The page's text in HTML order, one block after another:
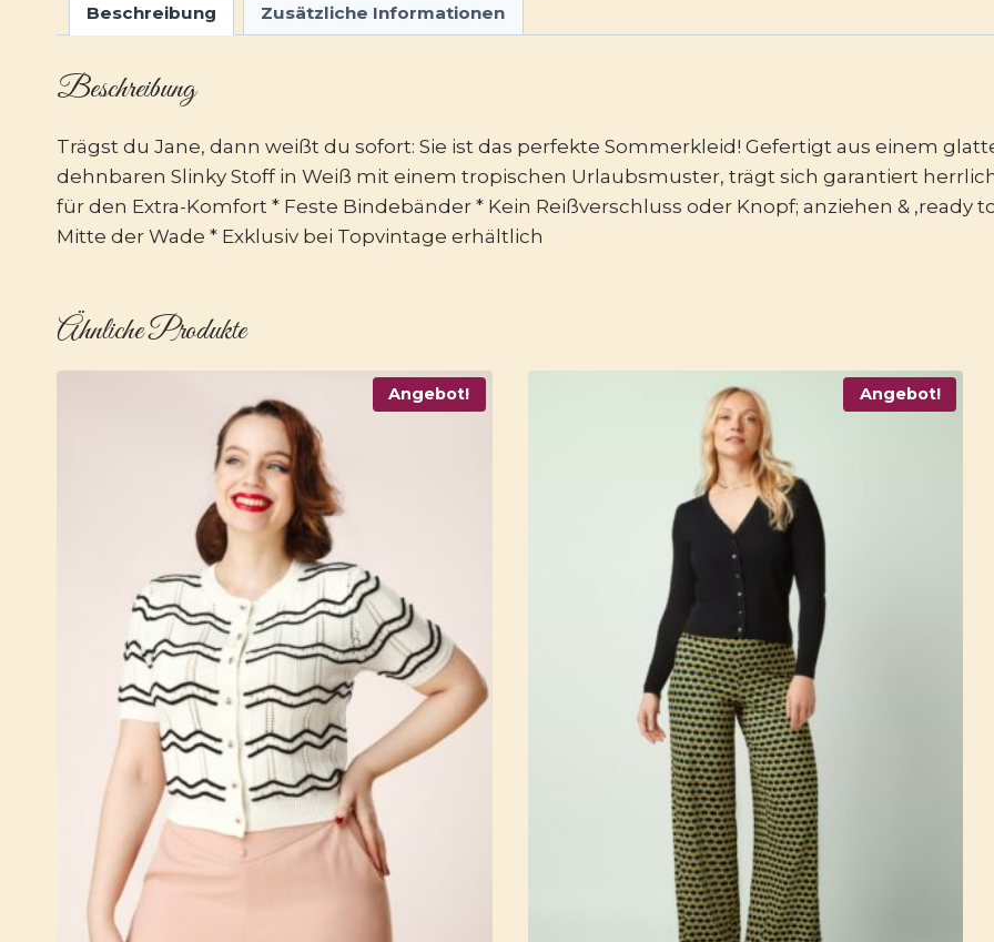
Beschreibung Zusätzliche Informationen
Beschreibung
Trägst du Jane, dann weißt du sofort: Sie ist das perfekte Sommerkleid! Gefertigt aus einem
dehnbaren Slinky Stoff in Weiß mit einem tropischen Urlaubsmuster, trägt sich garantiert
für den Extra-Komfort * Feste Bindebänder * Kein Reißverschluss oder Knopf; anziehen & ‚ready
Mitte der Wade * Exklusiv bei Topvintage erhältlich
Ähnliche Produkte
Angebot! Angebot!